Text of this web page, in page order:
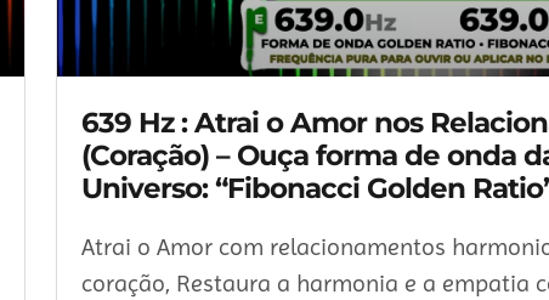
639 Hz : Atrai o Amor nos
(Coração) – Ouça forma de onda
Universo: “Fibonacci Golden
Atrai o Amor com relacionamentos
coração, Restaura a harmonia e a empatia